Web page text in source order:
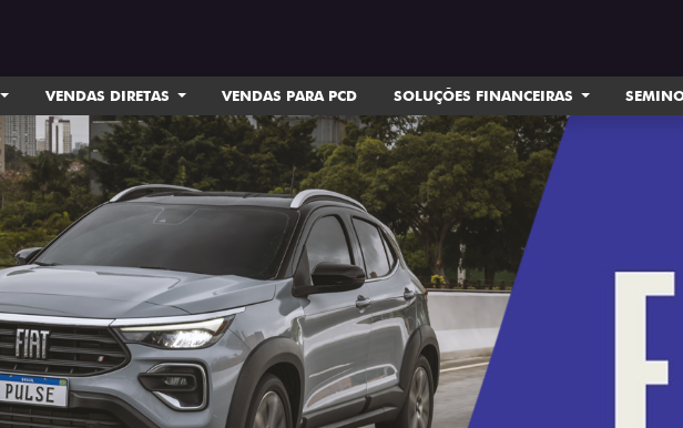
VENDAS DIRETAS VENDAS PARA PCD SOLUÇÕES FINANCEIRAS